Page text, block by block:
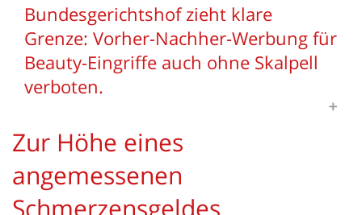
Bundesgerichtshof zieht klare
Grenze: Vorher-Nachher-Werbung für
Beauty-Eingriffe auch ohne Skalpell
verboten.
Zwei als „Dr. Rick und Dr. Nick“ bekannte
Ärzte nutzten die Plattform Instagram,
um für minimalinvasive ästhetische
Zur Höhe eines
angemessenen
Schmerzensgeldes